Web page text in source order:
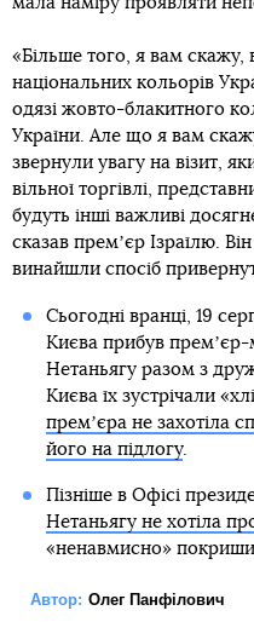
«Більше того, я вам скажу,
національних кольорів
одязі жовто-блакитного
України. Але що я вам
звернули увагу на візит,
вільної торгівлі,
будуть інші важливі
сказав премʼєр Ізраїлю.
винайшли спосіб
Сьогодні вранці, 19
Києва прибув премʼєр-
Нетаньягу разом з
Києва їх зустрічали
премʼєра не захотіла
його на підлогу.
Пізніше в Офісі
Нетаньягу не хотіла
«ненавмисно»
Автор: Олег Панфілович